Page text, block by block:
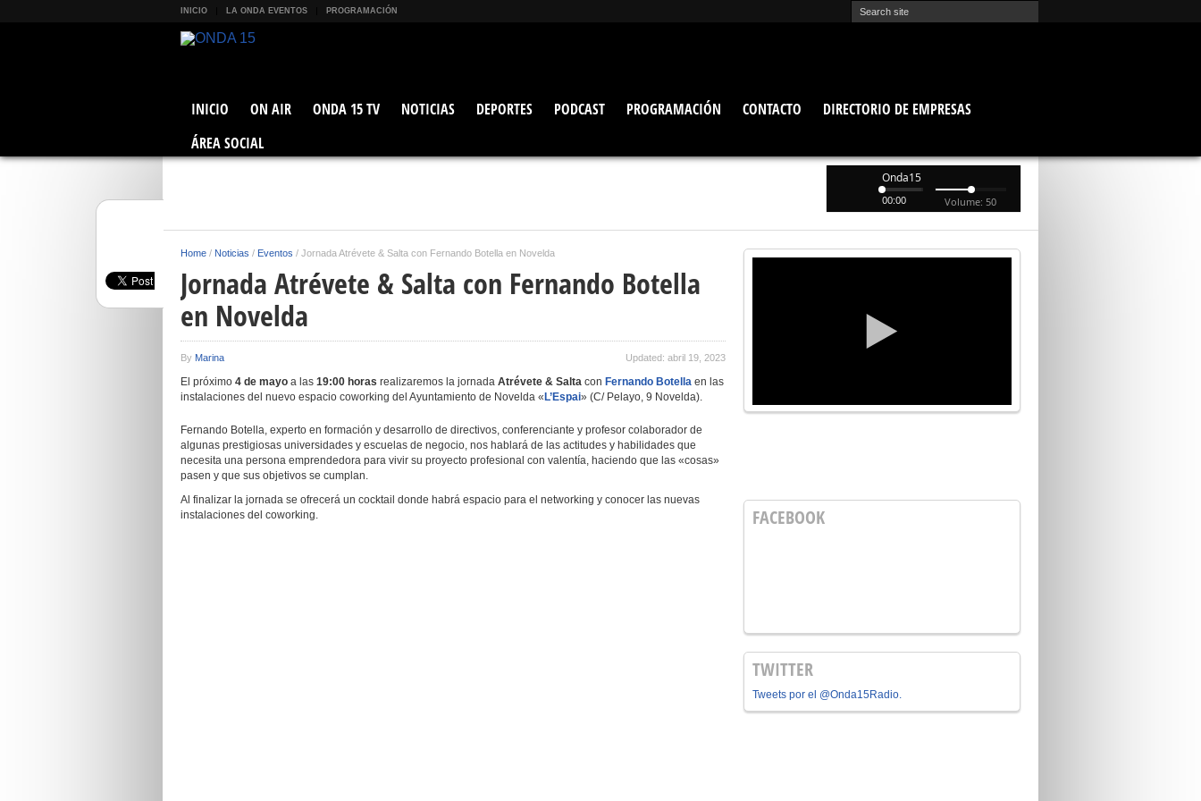
INICIO LA ONDA EVENTOS PROGRAMACIÓN
INICIO ON AIR ONDA 15 TV NOTICIAS DEPORTES PODCAST PROGRAMACIÓN CONTACTO
DIRECTORIO DE EMPRESAS
ÁREA SOCIAL
Onda15
00:00 Volume: 50
Home / Noticias / Eventos / Jornada Atrévete & Salta con Fernando Botella en Novelda
Jornada Atrévete & Salta con Fernando Botella
en Novelda
By Marina Updated: abril 19, 2023
El próximo 4 de mayo a las 19:00 horas realizaremos la jornada Atrévete & Salta con Fernando Botella en las
instalaciones del nuevo espacio coworking del Ayuntamiento de Novelda « L’Espai» (C/ Pelayo, 9 Novelda).
Fernando Botella, experto en formación y desarrollo de directivos, conferenciante y profesor colaborador de
algunas prestigiosas universidades y escuelas de negocio, nos hablará de las actitudes y habilidades que
necesita una persona emprendedora para vivir su proyecto profesional con valentía, haciendo que las «cosas»
pasen y que sus objetivos se cumplan.
Al finalizar la jornada se ofrecerá un cocktail donde habrá espacio para el networking y conocer las nuevas
instalaciones del coworking.
FACEBOOK
TWITTER
Tweets por el @Onda15Radio.